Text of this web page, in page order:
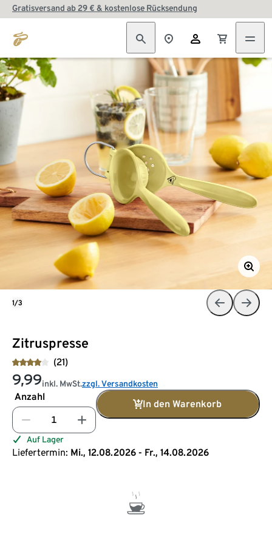
Gratisversand ab 29 € & kostenlose Rücksendung
Zitruspresse
(21)
9,99inkl. MwSt.zzgl. Versandkosten
Anzahl
In den Warenkorb
Auf Lager
Liefertermin: Mi., 12.08.2026 - Fr., 14.08.2026
1/3